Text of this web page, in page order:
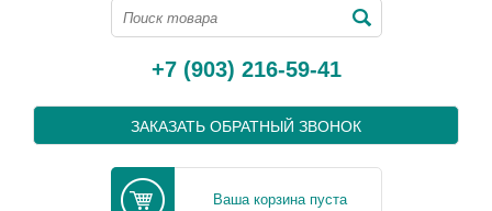
+7 (903) 216-59-41
ЗАКАЗАТЬ ОБРАТНЫЙ ЗВОНОК
Ваша корзина пуста